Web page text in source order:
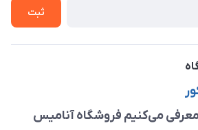
ثبت
می‌کنیم فروشگاه آنامیس